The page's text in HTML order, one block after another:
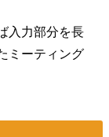
入力部分を長
ミーティング